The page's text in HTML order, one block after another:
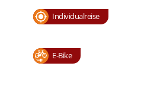
Individualreise
E-Bike